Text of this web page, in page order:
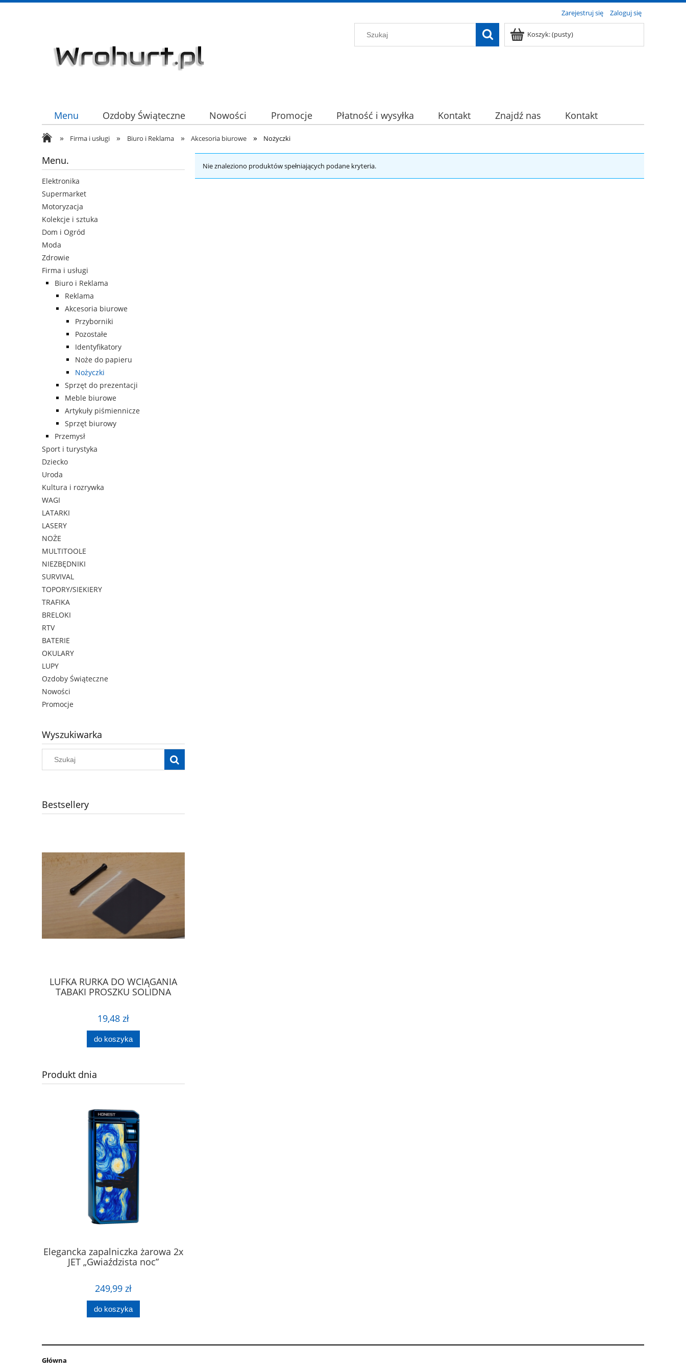
Zarejestruj się Zaloguj się
Koszyk:(pusty)
Menu Ozdoby Świąteczne Nowości Promocje Płatność i wysyłka Kontakt Znajdź nas
Kontakt
HURT
» Firma i usługi » Biuro i Reklama » Akcesoria biurowe » Nożyczki
Menu.
Elektronika
Supermarket
Motoryzacja
Kolekcje i sztuka
Dom i Ogród
Moda
Zdrowie
Firma i usługi
Biuro i Reklama
Reklama
Akcesoria biurowe
Przyborniki
Pozostałe
Identyfikatory
Noże do papieru
Nożyczki
Sprzęt do prezentacji
Meble biurowe
Artykuły piśmiennicze
Sprzęt biurowy
Przemysł
Sport i turystyka
Dziecko
Uroda
Kultura i rozrywka
WAGI
LATARKI
LASERY
NOŻE
MULTITOOLE
NIEZBĘDNIKI
SURVIVAL
TOPORY/SIEKIERY
TRAFIKA
BRELOKI
RTV
BATERIE
OKULARY
LUPY
Ozdoby Świąteczne
Nowości
Promocje
Wyszukiwarka
Bestsellery
LUFKA RURKA DO WCIĄGANIA
TABAKI PROSZKU SOLIDNA
19,48 zł
do koszyka
Produkt dnia
Elegancka zapalniczka żarowa 2x
JET „Gwiaździsta noc”
249,99 zł
do koszyka
Nie znaleziono produktów spełniających podane kryteria.
Główna